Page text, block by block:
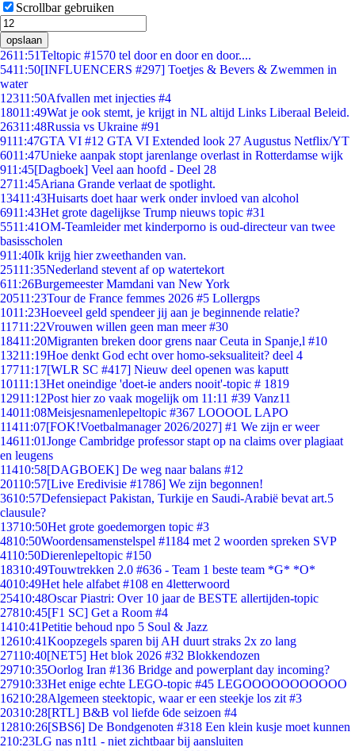
Scrollbar gebruiken
opslaan
2611:51Teltopic #1570 tel door en door en door....
5411:50[INFLUENCERS #297] Toetjes & Bevers & Zwemmen in
water
12311:50Afvallen met injecties #4
18011:49Wat je ook stemt, je krijgt in NL altijd Links Liberaal Beleid.
26311:48Russia vs Ukraine #91
9111:47GTA VI #12 GTA VI Extended look 27 Augustus Netflix/YT
6011:47Unieke aanpak stopt jarenlange overlast in Rotterdamse wijk
911:45[Dagboek] Veel aan hoofd - Deel 28
2711:45Ariana Grande verlaat de spotlight.
13411:43Huisarts doet haar werk onder invloed van alcohol
6911:43Het grote dagelijkse Trump nieuws topic #31
5511:41OM-Teamleider met kinderporno is oud-directeur van twee
basisscholen
911:40Ik krijg hier zweethanden van.
25111:35Nederland stevent af op watertekort
611:26Burgemeester Mamdani van New York
20511:23Tour de France femmes 2026 #5 Lollergps
1011:23Hoeveel geld spendeer jij aan je beginnende relatie?
11711:22Vrouwen willen geen man meer #30
18411:20Migranten breken door grens naar Ceuta in Spanje,l #10
13211:19Hoe denkt God echt over homo-seksualiteit? deel 4
17711:17[WLR SC #417] Nieuw deel openen was kaputt
10111:13Het oneindige 'doet-ie anders nooit'-topic # 1819
12911:12Post hier zo vaak mogelijk om 11:11 #39 Vanz11
14011:08Meisjesnamenlepeltopic #367 LOOOOL LAPO
11411:07[FOK!Voetbalmanager 2026/2027] #1 We zijn er weer
14611:01Jonge Cambridge professor stapt op na claims over plagiaat
en leugens
11410:58[DAGBOEK] De weg naar balans #12
20110:57[Live Eredivisie #1786] We zijn begonnen!
3610:57Defensiepact Pakistan, Turkije en Saudi-Arabië bevat art.5
clausule?
13710:50Het grote goedemorgen topic #3
4810:50Woordensamenstelspel #1184 met 2 woorden spreken SVP
4110:50Dierenlepeltopic #150
18310:49Touwtrekken 2.0 #636 - Team 1 beste team *G* *O*
4010:49Het hele alfabet #108 en 4letterwoord
25410:48Oscar Piastri: Over 10 jaar de BESTE allertijden-topic
27810:45[F1 SC] Get a Room #4
1410:41Petitie behoud npo 5 Soul & Jazz
12610:41Koopzegels sparen bij AH duurt straks 2x zo lang
27110:40[NET5] Het blok 2026 #32 Blokkendozen
29710:35Oorlog Iran #136 Bridge and powerplant day incoming?
27910:33Het enige echte LEGO-topic #45 LEGOOOOOOOOOOO
16210:28Algemeen steektopic, waar er een steekje los zit #3
20310:28[RTL] B&B vol liefde 6de seizoen #4
12810:26[SBS6] De Bondgenoten #318 Een klein kusje moet kunnen
210:23LG nas n1t1 - niet zichtbaar bij aansluiten